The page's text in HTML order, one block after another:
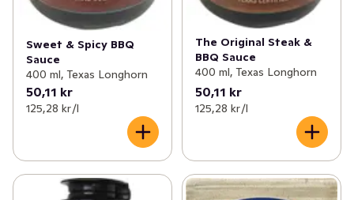
Sweet & Spicy BBQ
Sauce
400 ml, Texas Longhorn
50,11 kr
125,28 kr /l
The Original Steak &
BBQ Sauce
400 ml, Texas Longhorn
50,11 kr
125,28 kr /l